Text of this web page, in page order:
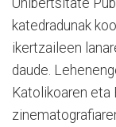
katedradunak
ikertzaileen
daude.
Katolikoaren eta